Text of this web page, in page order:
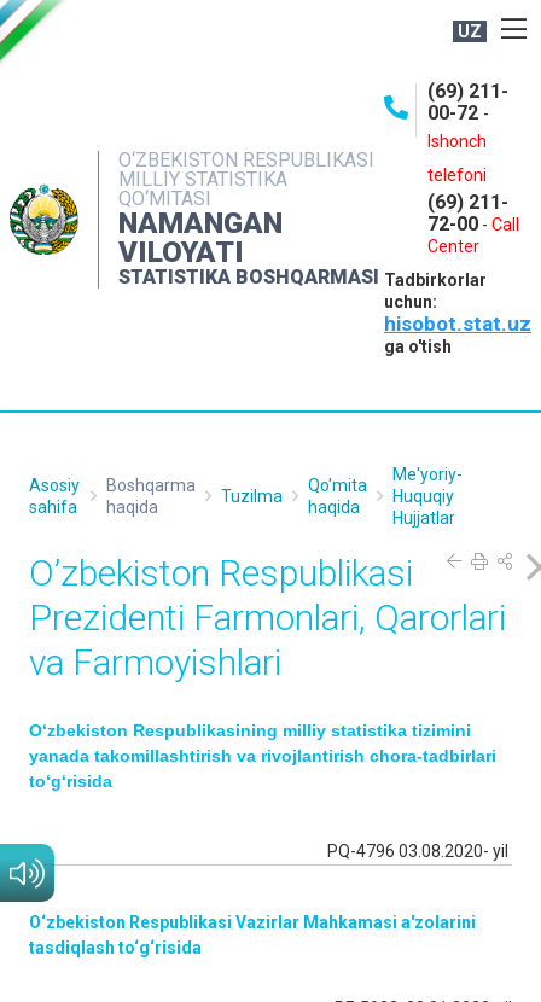
UZ
O‘ZBEKISTON RESPUBLIKASI
MILLIY STATISTIKA
QO‘MITASI
NAMANGAN
VILOYATI
STATISTIKA BOSHQARMASI
(69) 211-
00-72 -
Ishonch
telefoni
(69) 211-
72-00 - Call
Center
Tadbirkorlar
uchun:
hisobot.stat.uz
ga o'tish
NASHRLAR
INTERAKTIV XIZMATLAR
MATBUOT XIZMATI
MUROJAATLAR
Asosiy
sahifa
Boshqarma
haqida
Tuzilma
Qo'mita
haqida
Me'yoriy-
Huquqiy
Hujjatlar
O’zbekiston Respublikasi
Prezidenti Fаrmonlаri, Qarorlari
va Farmoyishlari
O‘zbekiston Respublikasining milliy statistika tizimini
yanada takomillashtirish va rivojlantirish chora-tadbirlari
to‘g‘risida
PQ-4796 03.08.2020- yil
O‘zbekiston Respublikasi Vazirlar Mahkamasi a'zolarini
tasdiqlash to‘g‘risida